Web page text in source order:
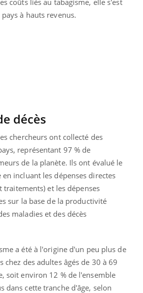
à hauts revenus.
décès
chercheurs ont collecté des
représentant 97 % de
de la planète. Ils ont évalué le
incluant les dépenses directes
traitements) et les dépenses
sur la base de la productivité
maladies et des décès
a été à l'origine d'un peu plus de
chez des adultes âgés de 30 à 69
soit environ 12 % de l'ensemble
dans cette tranche d'âge, selon